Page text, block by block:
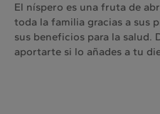
El níspero es una fruta de
toda la familia gracias a sus
sus beneficios para la salud.
aportarte si lo añades a tu